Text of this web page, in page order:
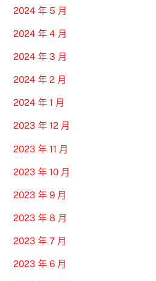
2024 年 5 月
2024 年 4 月
2024 年 3 月
2024 年 2 月
2024 年 1 月
2023 年 12 月
2023 年 11 月
2023 年 10 月
2023 年 9 月
2023 年 8 月
2023 年 7 月
2023 年 6 月